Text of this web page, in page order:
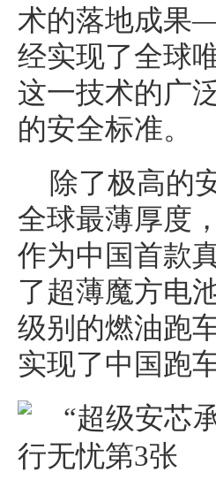
术的落地成果
经实现了全球
这一技术的广
的安全标准。
除了极高的
全球最薄厚度
作为中国首款
了超薄魔方电
级别的燃油跑
实现了中国跑